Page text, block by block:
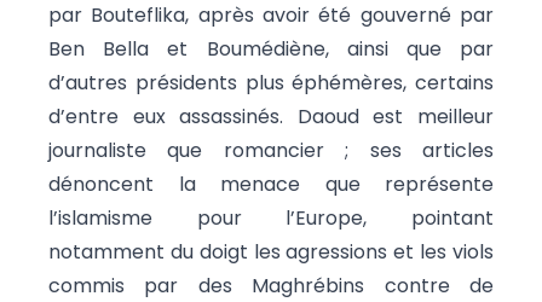
par Bouteflika, après avoir été gouverné par
Ben Bella et Boumédiène, ainsi que par
d’autres présidents plus éphémères, certains
d’entre eux assassinés. Daoud est meilleur
journaliste que romancier ; ses articles
dénoncent la menace que représente
l’islamisme pour l’Europe, pointant
notamment du doigt les agressions et les viols
commis par des Maghrébins contre de